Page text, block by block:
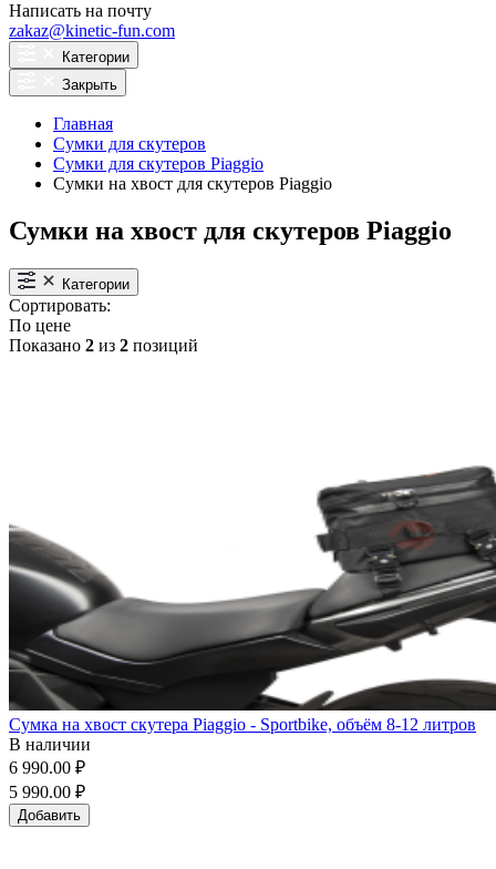
Написать на почту
zakaz@kinetic-fun.com
Категории
Закрыть
Главная
Сумки для скутеров
Сумки для скутеров Piaggio
Сумки на хвост для скутеров Piaggio
Сумки на хвост для скутеров Piaggio
Категории
Сортировать:
По цене
Показано 2 из 2 позиций
Сумка на хвост скутера Piaggio - Sportbike, объём 8-12 литров
В наличии
6 990.00 ₽
5 990.00 ₽
Добавить